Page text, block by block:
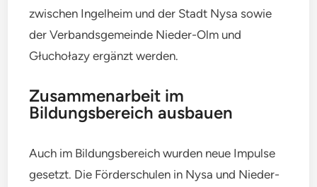
zwischen Ingelheim und der Stadt Nysa sowie
der Verbandsgemeinde Nieder-Olm und
Głuchołazy ergänzt werden.
Zusammenarbeit im
Bildungsbereich ausbauen
Auch im Bildungsbereich wurden neue Impulse
gesetzt. Die Förderschulen in Nysa und Nieder-